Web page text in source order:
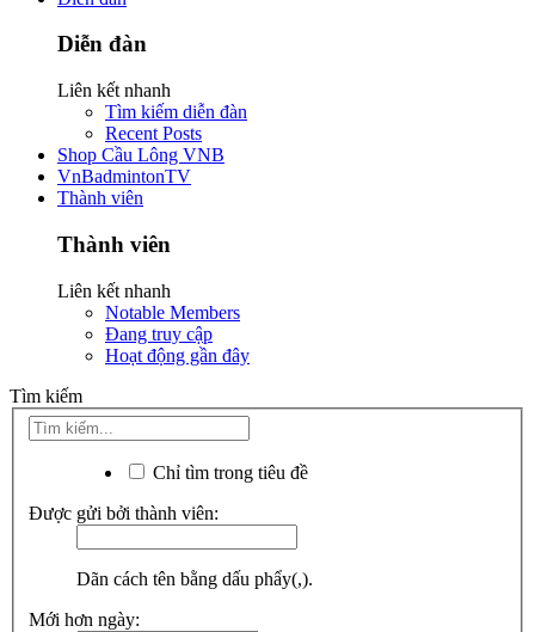
Diễn đàn
Liên kết nhanh
Tìm kiếm diễn đàn
Recent Posts
Shop Cầu Lông VNB
VnBadmintonTV
Thành viên
Thành viên
Liên kết nhanh
Notable Members
Đang truy cập
Hoạt động gần đây
Tìm kiếm
Chỉ tìm trong tiêu đề
Được gửi bởi thành viên:
Dãn cách tên bằng dấu phẩy(,).
Mới hơn ngày: